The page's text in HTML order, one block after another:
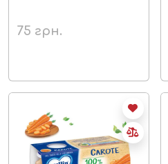
75 грн.